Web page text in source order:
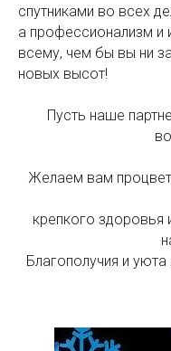
спутниками во всех
а профессионализм и
всему, чем бы вы ни
новых высот!
Пусть наше
Желаем вам
крепкого
Благополучия и